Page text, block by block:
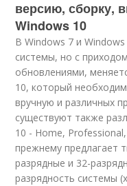
версию, сборку,
Windows 10
В Windows 7 и
системы, но с
обновлениями,
10, который
вручную и различных
существуют также
10 - Home,
прежнему предлагает
разрядные и 32-
разрядность системы